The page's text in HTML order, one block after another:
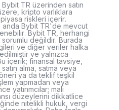
TR üzerinden satın
kripto varlıklara
piyasa riskleri içerir.
anda Bybit TR'de mevcut
Bybit TR, herhangi
sorumlu değildir. Burada
ve diğer veriler halka
ve yalnızca
içerik; finansal tavsiye,
alma, satma veya
ya da teklif teşkil
yapmadan veya
yatırımcılar; mali
düzeylerini dikkatlice
nitelikli hukuk, vergi